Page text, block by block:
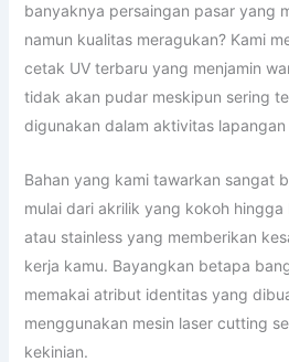
banyaknya persaingan pasar yang
namun kualitas meragukan? Kami
cetak UV terbaru yang menjamin
tidak akan pudar meskipun sering
digunakan dalam aktivitas
Bahan yang kami tawarkan sangat
mulai dari akrilik yang kokoh
atau stainless yang memberikan
kerja kamu. Bayangkan betapa
memakai atribut identitas yang
menggunakan mesin laser cutting
kekinian.